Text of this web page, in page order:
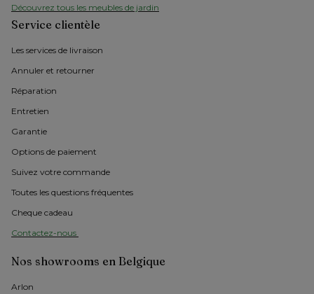
Découvrez tous les meubles de jardin
Service clientèle
Les services de livraison
Annuler et retourner
Réparation
Entretien
Garantie
Options de paiement
Suivez votre commande
Toutes les questions fréquentes
Cheque cadeau
Contactez-nous
Nos showrooms en Belgique
Arlon